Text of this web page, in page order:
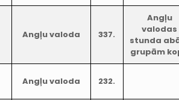
Angļu valoda 337.
Angļu
valodas
stunda
grupām
Angļu valoda 232.